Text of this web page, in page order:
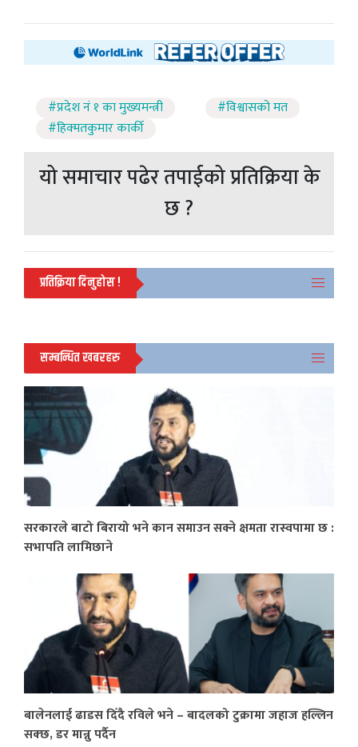
#प्रदेश नं १ का मुख्यमन्त्री
#विश्वासको मत
#हिक्मतकुमार कार्की
यो समाचार पढेर तपाईको प्रतिक्रिया के
छ ?
प्रतिक्रिया दिनुहोस !
सम्बन्धित खबरहरु
सरकारले बाटो बिरायो भने कान समाउन सक्ने क्षमता रास्वपामा छ :
सभापति लामिछाने
बालेनलाई ढाडस दिँदै रविले भने – बादलको टुक्रामा जहाज हल्लिन
सक्छ, डर मान्नु पर्दैन